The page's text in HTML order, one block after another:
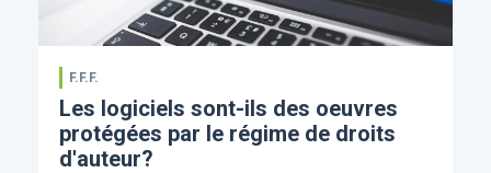
F.F.F.
Les logiciels sont-ils des oeuvres
protégées par le régime de droits
d'auteur?